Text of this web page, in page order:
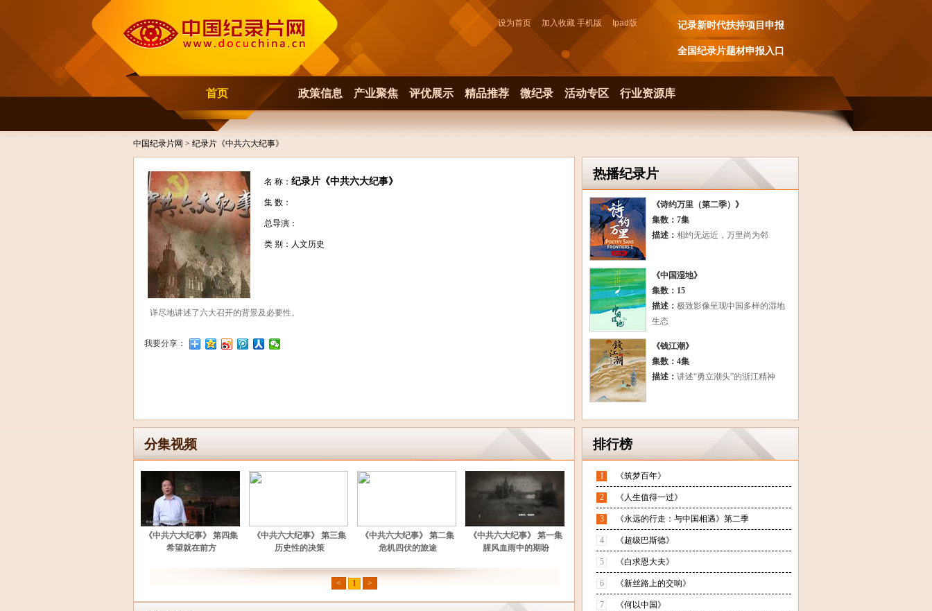
设为首页 加入收藏 手机版 Ipad 版 记录新时代扶持项目申报
全国纪录片题材申报入口
首页 政策信息 产业聚焦 评优展示 精品推荐 微纪录 活动专区 行业资源库
中国纪录片网 > 纪录片《中共六大纪事》
名 称： 纪录片《中共六大纪事》
集 数：
总导演：
类 别：人文历史
详尽地讲述了六大召开的背景及必要性。
我要分享：
分集视频
《中共六大纪事》 第四集
希望就在前方
《中共六大纪事》 第三集
历史性的决策
《中共六大纪事》 第二集
危机四伏的旅途
《中共六大纪事》 第一集
腥风血雨中的期盼
< 1 >
热播纪录片
《诗约万里（第二季）》
集数：7集
描述： 相约无远近，万里尚为邻
《中国湿地》
集数：15
描述： 极致影像呈现中国多样的湿地
生态
《钱江潮》
集数：4集
描述： 讲述“勇立潮头”的浙江精神
排行榜
1 《筑梦百年》
2 《人生值得一过》
3 《永远的行走：与中国相遇》第二季
4 《超级巴斯德》
5 《白求恩大夫》
6 《新丝路上的交响》
7 《何以中国》